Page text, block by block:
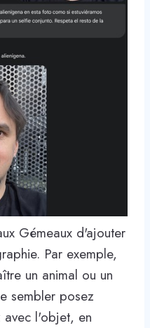
Gémeaux d'ajouter
Par exemple,
un animal ou un
sembler posez
avec l'objet, en